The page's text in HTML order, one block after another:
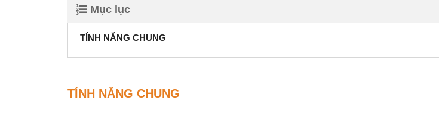
Mục lục
TÍNH NĂNG CHUNG
TÍNH NĂNG CHUNG